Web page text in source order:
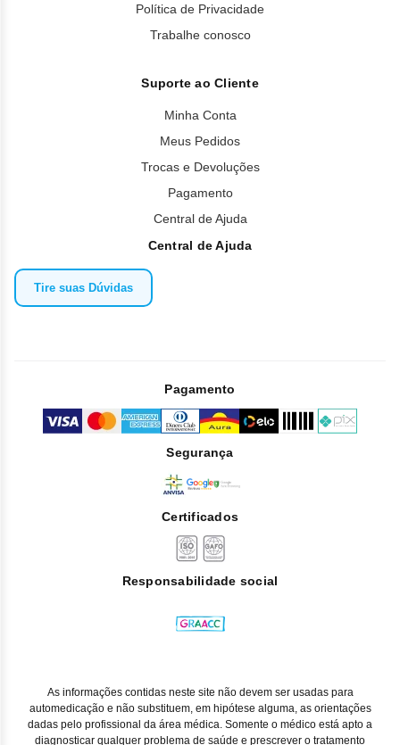
Política de Privacidade
Trabalhe conosco
Suporte ao Cliente
Minha Conta
Meus Pedidos
Trocas e Devoluções
Pagamento
Central de Ajuda
Central de Ajuda
Tire suas Dúvidas
Pagamento
Segurança
Certificados
Responsabilidade social
As informações contidas neste site não devem ser usadas para
automedicação e não substituem, em hipótese alguma, as orientações
dadas pelo profissional da área médica. Somente o médico está apto a
diagnosticar qualquer problema de saúde e prescrever o tratamento